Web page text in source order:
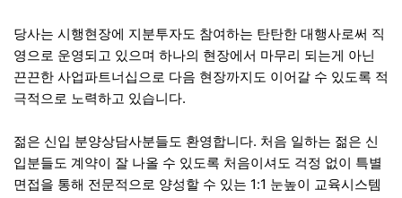
당사는 시행현장에 지분투자도 참여하는 탄탄한 대행사로써 직
영으로 운영되고 있으며 하나의 현장에서 마무리 되는게 아닌
끈끈한 사업파트너십으로 다음 현장까지도 이어갈 수 있도록 적
극적으로 노력하고 있습니다.
젊은 신입 분양상담사분들도 환영합니다. 처음 일하는 젊은 신
입분들도 계약이 잘 나올 수 있도록 처음이셔도 걱정 없이 특별
면접을 통해 전문적으로 양성할 수 있는 1:1 눈높이 교육시스템